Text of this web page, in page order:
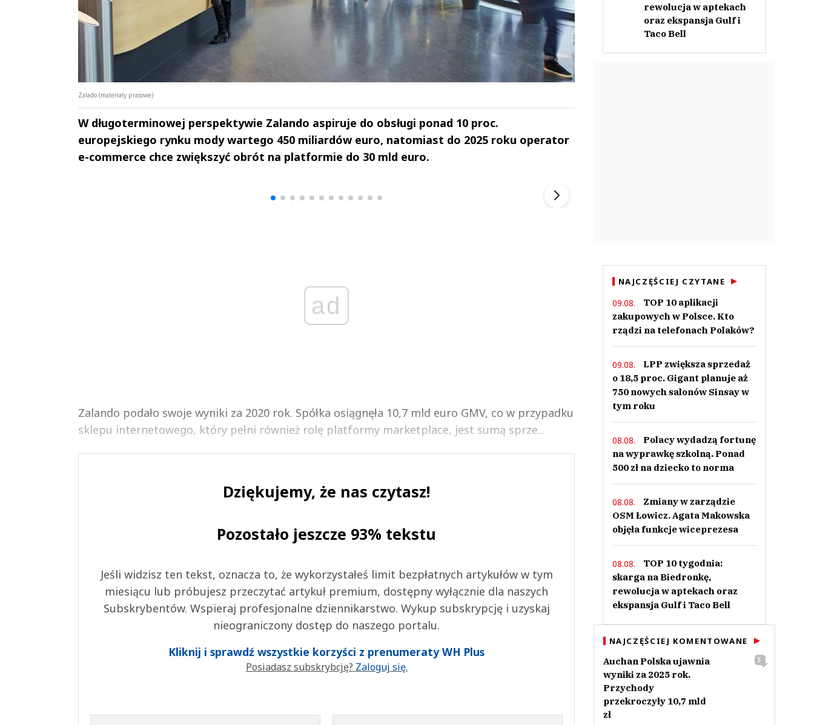
Zalado (materiały prasowe)
W długoterminowej perspektywie Zalando aspiruje do obsługi ponad 10 proc.
europejskiego rynku mody wartego 450 miliardów euro, natomiast do 2025 roku operator
e-commerce chce zwiększyć obrót na platformie do 30 mld euro.
ad
Zalando podało swoje wyniki za 2020 rok. Spółka osiągnęła 10,7 mld euro GMV, co w przypadku
sklepu internetowego, który pełni również rolę platformy marketplace, jest sumą sprze...
Dziękujemy, że nas czytasz!
Pozostało jeszcze 93% tekstu
Jeśli widzisz ten tekst, oznacza to, że wykorzystałeś limit bezpłatnych artykułów w tym
miesiącu lub próbujesz przeczytać artykuł premium, dostępny wyłącznie dla naszych
Subskrybentów. Wspieraj profesjonalne dziennikarstwo. Wykup subskrypcję i uzyskaj
nieograniczony dostęp do naszego portalu.
Kliknij i sprawdź wszystkie korzyści z prenumeraty WH Plus
Posiadasz subskrybcję? Zaloguj się.
Andrzej i Marta
Marta i Andrzej
rewolucja w aptekach
oraz ekspansja Gulf i
Taco Bell
NAJCZĘŚCIEJ CZYTANE
09.08.
TOP 10 aplikacji
zakupowych w Polsce. Kto
rządzi na telefonach Polaków?
09.08.
LPP zwiększa sprzedaż
o 18,5 proc. Gigant planuje aż
750 nowych salonów Sinsay w
tym roku
08.08.
Polacy wydadzą fortunę
na wyprawkę szkolną. Ponad
500 zł na dziecko to norma
08.08.
Zmiany w zarządzie
OSM Łowicz. Agata Makowska
objęła funkcje wiceprezesa
08.08.
TOP 10 tygodnia:
skarga na Biedronkę,
rewolucja w aptekach oraz
ekspansja Gulf i Taco Bell
NAJCZĘŚCIEJ KOMENTOWANE
Auchan Polska ujawnia
wyniki za 2025 rok.
Przychody
przekroczyły 10,7 mld
zł
5